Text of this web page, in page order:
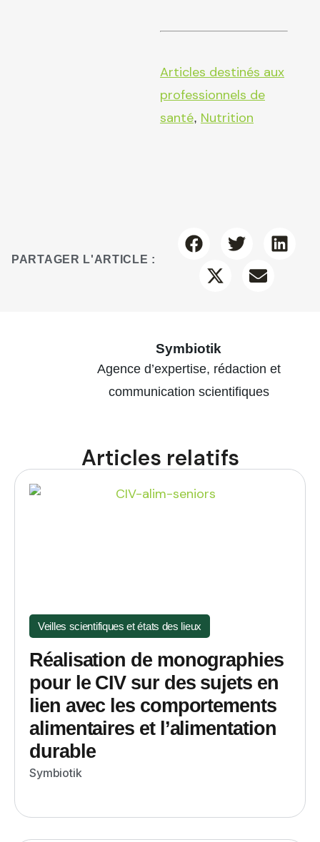
Articles destinés aux
professionnels de
santé, Nutrition
PARTAGER L'ARTICLE :
Symbiotik
Agence d’expertise, rédaction et
communication scientifiques
Articles relatifs
Veilles scientifiques et états des lieux
Réalisation de monographies
pour le CIV sur des sujets en
lien avec les comportements
alimentaires et l’alimentation
durable
Symbiotik